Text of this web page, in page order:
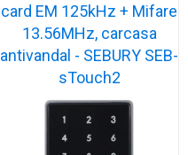
card EM 125kHz + Mifare
13.56MHz, carcasa
antivandal - SEBURY SEB-
sTouch2